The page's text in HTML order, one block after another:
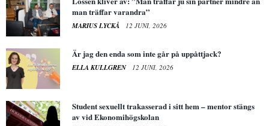
man träffar varandra”
MARIUS LYCKÅ 12 JUNI, 2026
Är jag den enda som inte går på uppåttjack?
ELLA KULLGREN 12 JUNI, 2026
Student sexuellt trakasserad i sitt hem – mentor stängs
av vid Ekonomihögskolan